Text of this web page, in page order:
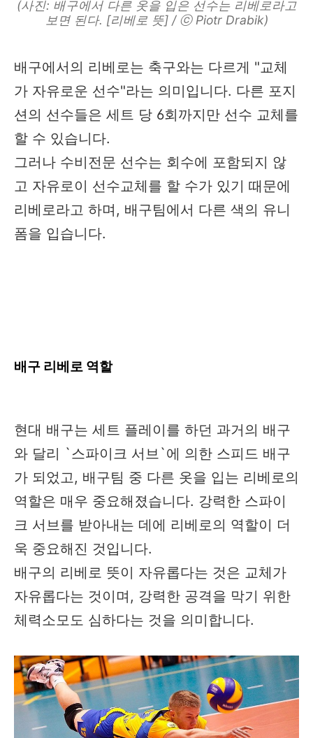
(사진: 배구에서 다른 옷을 입은 선수는 리베로라고
보면 된다. [리베로 뜻] / ⓒ Piotr Drabik)
배구에서의 리베로는 축구와는 다르게 "교체
가 자유로운 선수"라는 의미입니다. 다른 포지
션의 선수들은 세트 당 6회까지만 선수 교체를
할 수 있습니다.
그러나 수비전문 선수는 회수에 포함되지 않
고 자유로이 선수교체를 할 수가 있기 때문에
리베로라고 하며, 배구팀에서 다른 색의 유니
폼을 입습니다.
배구 리베로 역할
현대 배구는 세트 플레이를 하던 과거의 배구
와 달리 `스파이크 서브`에 의한 스피드 배구
가 되었고, 배구팀 중 다른 옷을 입는 리베로의
역할은 매우 중요해졌습니다. 강력한 스파이
크 서브를 받아내는 데에 리베로의 역할이 더
욱 중요해진 것입니다.
배구의 리베로 뜻이 자유롭다는 것은 교체가
자유롭다는 것이며, 강력한 공격을 막기 위한
체력소모도 심하다는 것을 의미합니다.